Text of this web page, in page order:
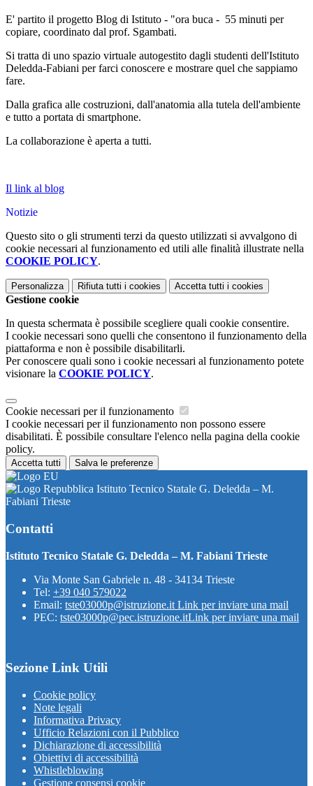
E' partito il progetto Blog di Istituto - "ora buca - 55 minuti per
copiare, coordinato dal prof. Sgambati.
Si tratta di uno spazio virtuale autogestito dagli studenti dell'Istituto
Deledda-Fabiani per farci conoscere e mostrare quel che sappiamo
fare.
Dalla grafica alle costruzioni, dall'anatomia alla tutela dell'ambiente
e tutto a portata di smartphone.
La collaborazione è aperta a tutti.
Il link al blog
Notizie
Questo sito o gli strumenti terzi da questo utilizzati si avvalgono di
cookie necessari al funzionamento ed utili alle finalità illustrate nella
COOKIE POLICY.
Personalizza Rifiuta tutti i cookies Accetta tutti i cookies
Gestione cookie
In questa schermata è possibile scegliere quali cookie consentire.
I cookie necessari sono quelli che consentono il funzionamento della
piattaforma e non è possibile disabilitarli.
Per conoscere quali sono i cookie necessari al funzionamento potete
visionare la COOKIE POLICY.
Cookie necessari per il funzionamento
I cookie necessari per il funzionamento non possono essere
disabilitati. È possibile consultare l'elenco nella pagina della cookie
policy.
Accetta tutti Salva le preferenze
Istituto Tecnico Statale G. Deledda – M.
Fabiani Trieste
Contatti
Istituto Tecnico Statale G. Deledda – M. Fabiani Trieste
Via Monte San Gabriele n. 48 - 34134 Trieste
Tel: +39 040 579022
Email: tste03000p@istruzione.it Link per inviare una mail
PEC: tste03000p@pec.istruzione.itLink per inviare una mail
Sezione Link Utili
Cookie policy
Note legali
Informativa Privacy
Ufficio Relazioni con il Pubblico
Dichiarazione di accessibilità
Obiettivi di accessibilità
Whistleblowing
Gestione consensi cookie